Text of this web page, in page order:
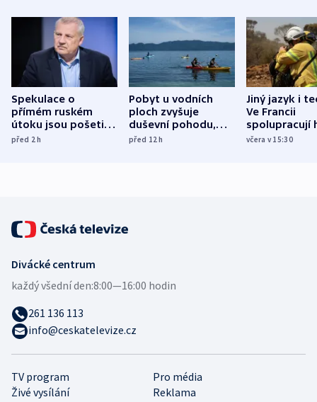
Spekulace o
přímém ruském
útoku jsou pošetilé,
míní estonský
před 2h
Pobyt u vodních
ploch zvyšuje
duševní pohodu,
ukázala
před 12h
Jiný jazyk i
Ve Francii
spolupracují
různých zemí
včera v 15:30
TV program
Pro média
Živé vysílání
Reklama
Divácké centrum
každý všední den:8:00—16:00 hodin
261 136 113
info@ceskatelevize.cz